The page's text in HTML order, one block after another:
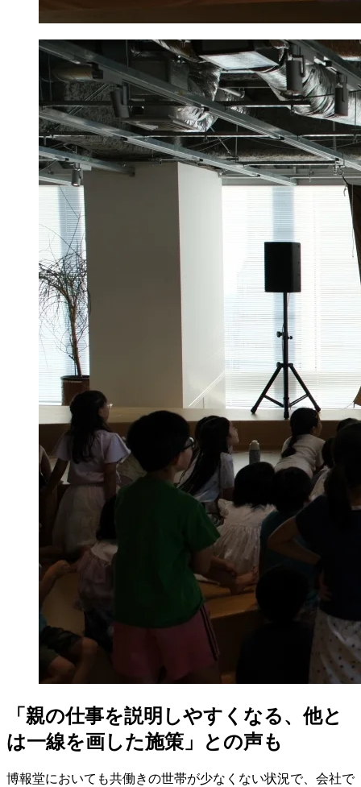
「親の仕事を説明しやすくなる、他と
は一線を画した施策」との声も
博報堂においても共働きの世帯が少なくない状況で、会社で